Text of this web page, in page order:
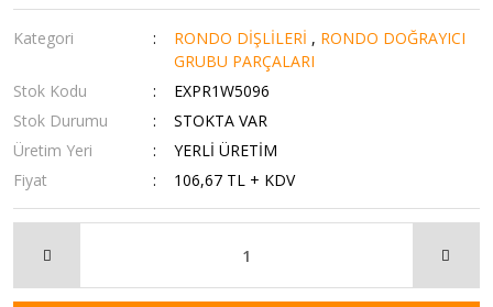
Kategori RONDO DİŞLİLERİ , RONDO DOĞRAYICI
GRUBU PARÇALARI
Stok Kodu
EXPR1W5096
Stok Durumu
STOKTA VAR
Üretim Yeri
YERLİ ÜRETİM
Fiyat
106,67 TL + KDV